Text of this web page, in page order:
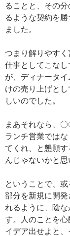
ることと、その
るような契約を
ました。
つまり解りやす
仕事としてこな
が、ディナータ
けの売り上げと
しいのでした。
まあそれなら、
ランチ営業では
てくれ、と懇願
んじゃないかと思
ということで、
部分を新規に開
れるように、陰
す。人のことを
イデア出せよと、